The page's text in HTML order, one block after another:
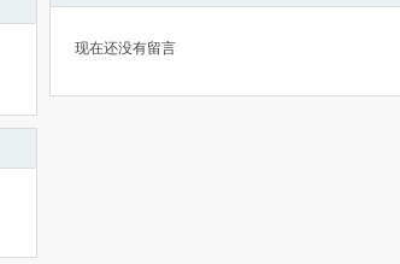
现在还没有留言